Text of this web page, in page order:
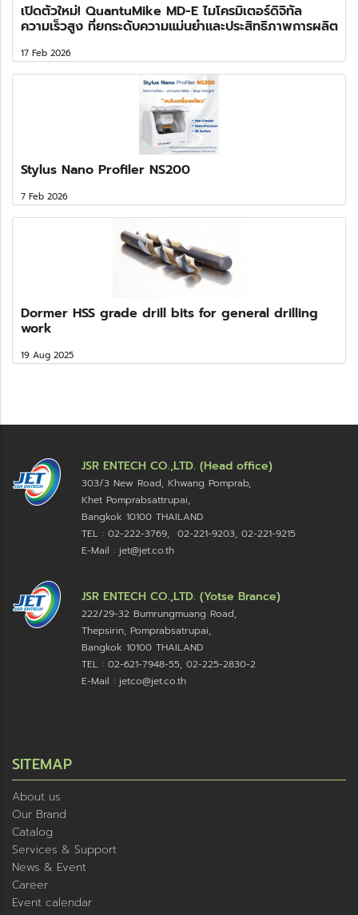
เปิดตัวใหม่! QuantuMike MD-E ไมโครมิเตอร์ดิจิทัล
ความเร็วสูง ที่ยกระดับความแม่นยำและประสิทธิภาพการผลิต
17 Feb 2026
Stylus Nano Profiler NS200
7 Feb 2026
Dormer HSS grade drill bits for general drilling
work
19 Aug 2025
JSR ENTECH CO.,LTD. (Head office)
303/3 New Road, Khwang Pomprab,
Khet Pomprabsattrupai,
Bangkok 10100 THAILAND
TEL : 02-222-3769, 02-221-9203, 02-221-9215
E-Mail : jet@jet.co.th
JSR ENTECH CO.,LTD. (Yotse Brance)
222/29-32 Bumrungmuang Road,
Thepsirin, Pomprabsatrupai,
Bangkok 10100 THAILAND
TEL : 02-621-7948-55, 02-225-2830-2
E-Mail : jetco@jet.co.th
SITEMAP
About us
Our Brand
Catalog
Services & Support
News & Event
Career
Event calendar